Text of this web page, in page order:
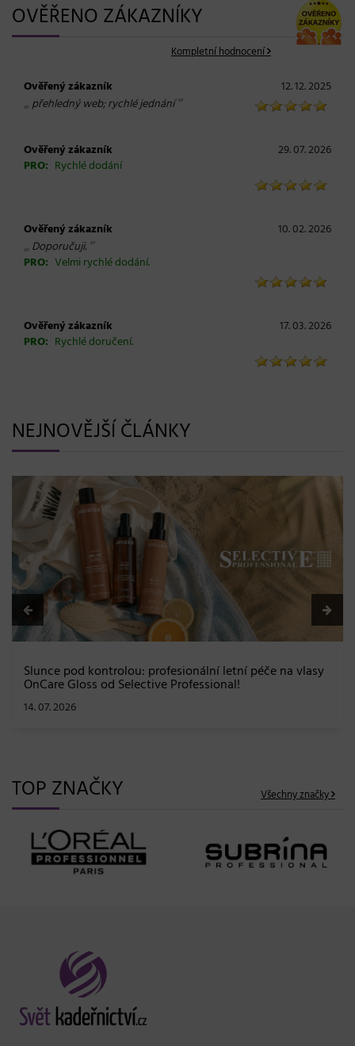
OVĚŘENO ZÁKAZNÍKY
Kompletní hodnocení
Ověřený zákazník 12. 12. 2025
„přehledný web; rychlé jednání“
Ověřený zákazník
29. 07. 2026
PRO: Rychlé dodání
Ověřený zákazník 10. 02. 2026
„ Doporučuji. “
PRO: Velmi rychlé dodání.
Ověřený zákazník
17. 03. 2026
PRO: Rychlé doručení.
NEJNOVĚJŠÍ ČLÁNKY
letní péče na vlasy
BLONDME přichází s novou
a maximální péče bez
08. 06. 2026
TOP ZNAČKY Všechny značky